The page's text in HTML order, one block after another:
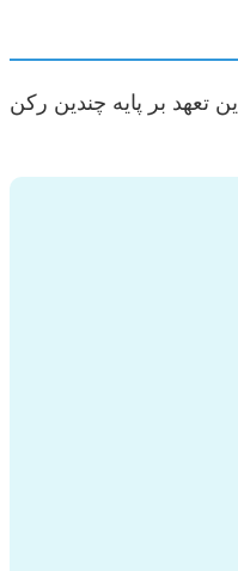
بر پایه چندین رکن